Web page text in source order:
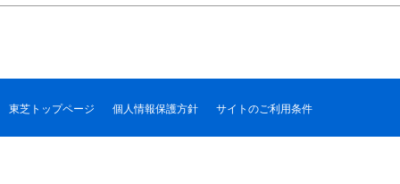
東芝トップページ 個人情報保護方針 サイトのご利用条件